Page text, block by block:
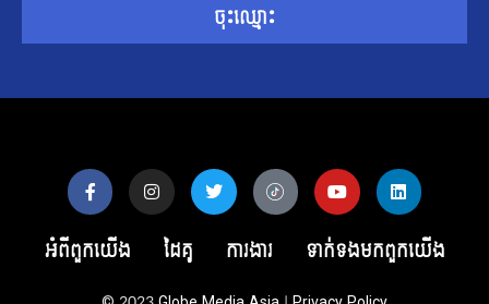
ចុះឈ្មោះ
អំពីពួកយើង ដៃគូ ការងារ ទាក់ទង​មក​ពួក​យើង